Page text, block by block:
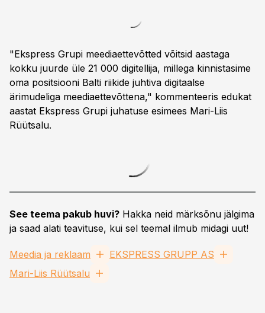
"Ekspress Grupi meediaettevõtted võitsid aastaga
kokku juurde üle 21 000 digitellija, millega kinnistasime
oma positsiooni Balti riikide juhtiva digitaalse
ärimudeliga meediaettevõttena," kommenteeris edukat
aastat Ekspress Grupi juhatuse esimees Mari-Liis
Rüütsalu.
See teema pakub huvi? Hakka neid märksõnu jälgima
ja saad alati teavituse, kui sel teemal ilmub midagi uut!
Meedia ja reklaam
EKSPRESS GRUPP AS
Mari-Liis Rüütsalu